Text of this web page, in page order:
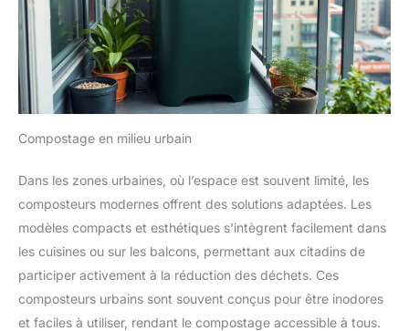
Compostage en milieu urbain
Dans les zones urbaines, où l’espace est souvent limité, les
composteurs modernes offrent des solutions adaptées. Les
modèles compacts et esthétiques s’intègrent facilement dans
les cuisines ou sur les balcons, permettant aux citadins de
participer activement à la réduction des déchets. Ces
composteurs urbains sont souvent conçus pour être inodores
et faciles à utiliser, rendant le compostage accessible à tous.